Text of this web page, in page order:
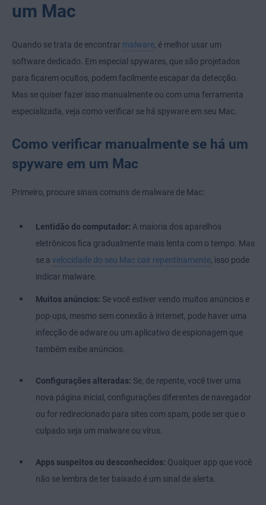
um Mac
Quando se trata de encontrar malware, é melhor usar um
software dedicado. Em especial spywares, que são projetados
para ficarem ocultos, podem facilmente escapar da detecção.
Mas se quiser fazer isso manualmente ou com uma ferramenta
especializada, veja como verificar se há spyware em seu Mac.
Como verificar manualmente se há um
spyware em um Mac
Primeiro, procure sinais comuns de malware de Mac:
Lentidão do computador: A maioria dos aparelhos
eletrônicos fica gradualmente mais lenta com o tempo. Mas
se a velocidade do seu Mac cair repentinamente, isso pode
indicar malware.
Muitos anúncios: Se você estiver vendo muitos anúncios e
pop-ups, mesmo sem conexão à internet, pode haver uma
infecção de adware ou um aplicativo de espionagem que
também exibe anúncios.
Configurações alteradas: Se, de repente, você tiver uma
nova página inicial, configurações diferentes de navegador
ou for redirecionado para sites com spam, pode ser que o
culpado seja um malware ou vírus.
Apps suspeitos ou desconhecidos: Qualquer app que você
não se lembra de ter baixado é um sinal de alerta.